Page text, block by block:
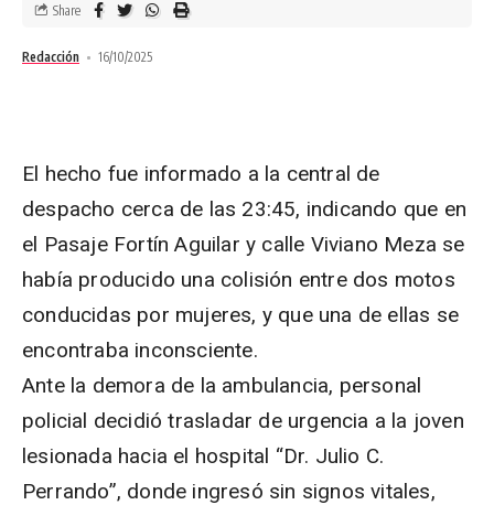
Redacción 16/10/2025
Share
El hecho fue informado a la central de
despacho cerca de las 23:45, indicando que en
el Pasaje Fortín Aguilar y calle Viviano Meza se
había producido una colisión entre dos motos
conducidas por mujeres, y que una de ellas se
encontraba inconsciente.
Ante la demora de la ambulancia, personal
policial decidió trasladar de urgencia a la joven
lesionada hacia el hospital “Dr. Julio C.
Perrando”, donde ingresó sin signos vitales,